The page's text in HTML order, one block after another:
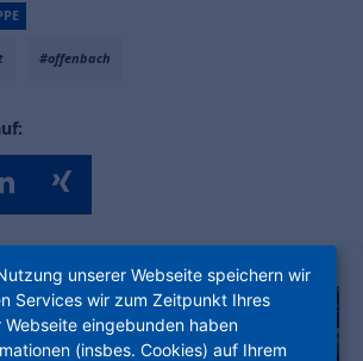
#offenbach
unserer Webseite speichern wir
Services wir zum Zeitpunkt Ihres
Webseite eingebunden haben
(insbes. Cookies) auf Ihrem